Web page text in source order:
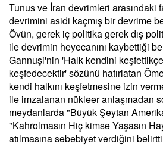
Tunus ve İran devrimleri arasındaki
devrimini asidi kaçmış bir devrime
Övün, gerek iç politika gerek dış
ile devrimin heyecanını kaybettiği
Gannuşi'nin 'Halk kendini
keşfedecektir' sözünü hatırlatan
kendi halkını keşfetmesine izin
ile imzalanan nükleer anlaşmadan
meydanlarda "Büyük Şeytan
"Kahrolmasın Hiç kimse Yaşasın
atılmasına sebebiyet verdiğini